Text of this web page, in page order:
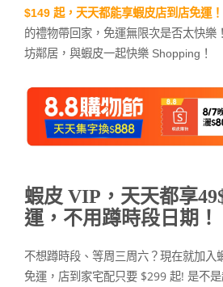
$149 起，天天都能享蝦皮店到店免運！
的禮物帶回家，免運無限次是否太快樂
坊鄰居，與蝦皮一起快樂 Shopping！
蝦皮 VIP，天天都享
運，不用蹲時段日期！
不想蹲時段、等周三周六？現在就加入
免運，店到家宅配只要 $299 起! 是不